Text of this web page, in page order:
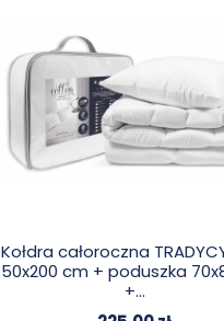
Kołdra całoroczna
50x200 cm + poduszka
+...